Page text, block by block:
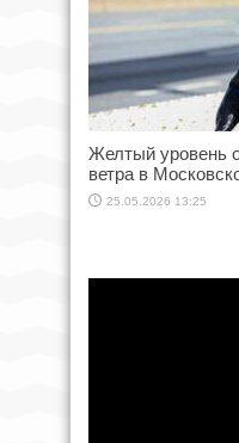
Желтый уровень
ветра в
25.05.2026 13:25